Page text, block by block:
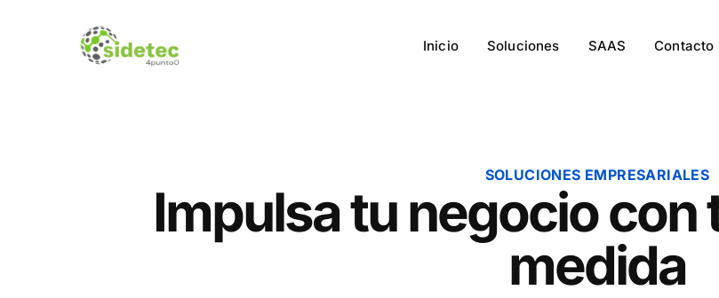
Inicio Soluciones SAAS Contacto
SOLUCIONES EMPRESARIALES
Impulsa tu negocio con
medida